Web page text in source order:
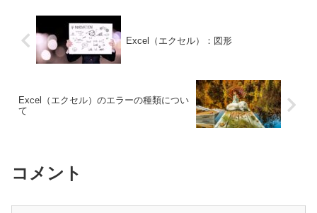
Excel（エクセル）：図形
Excel（エクセル）のエラーの種類につい
て
コメント